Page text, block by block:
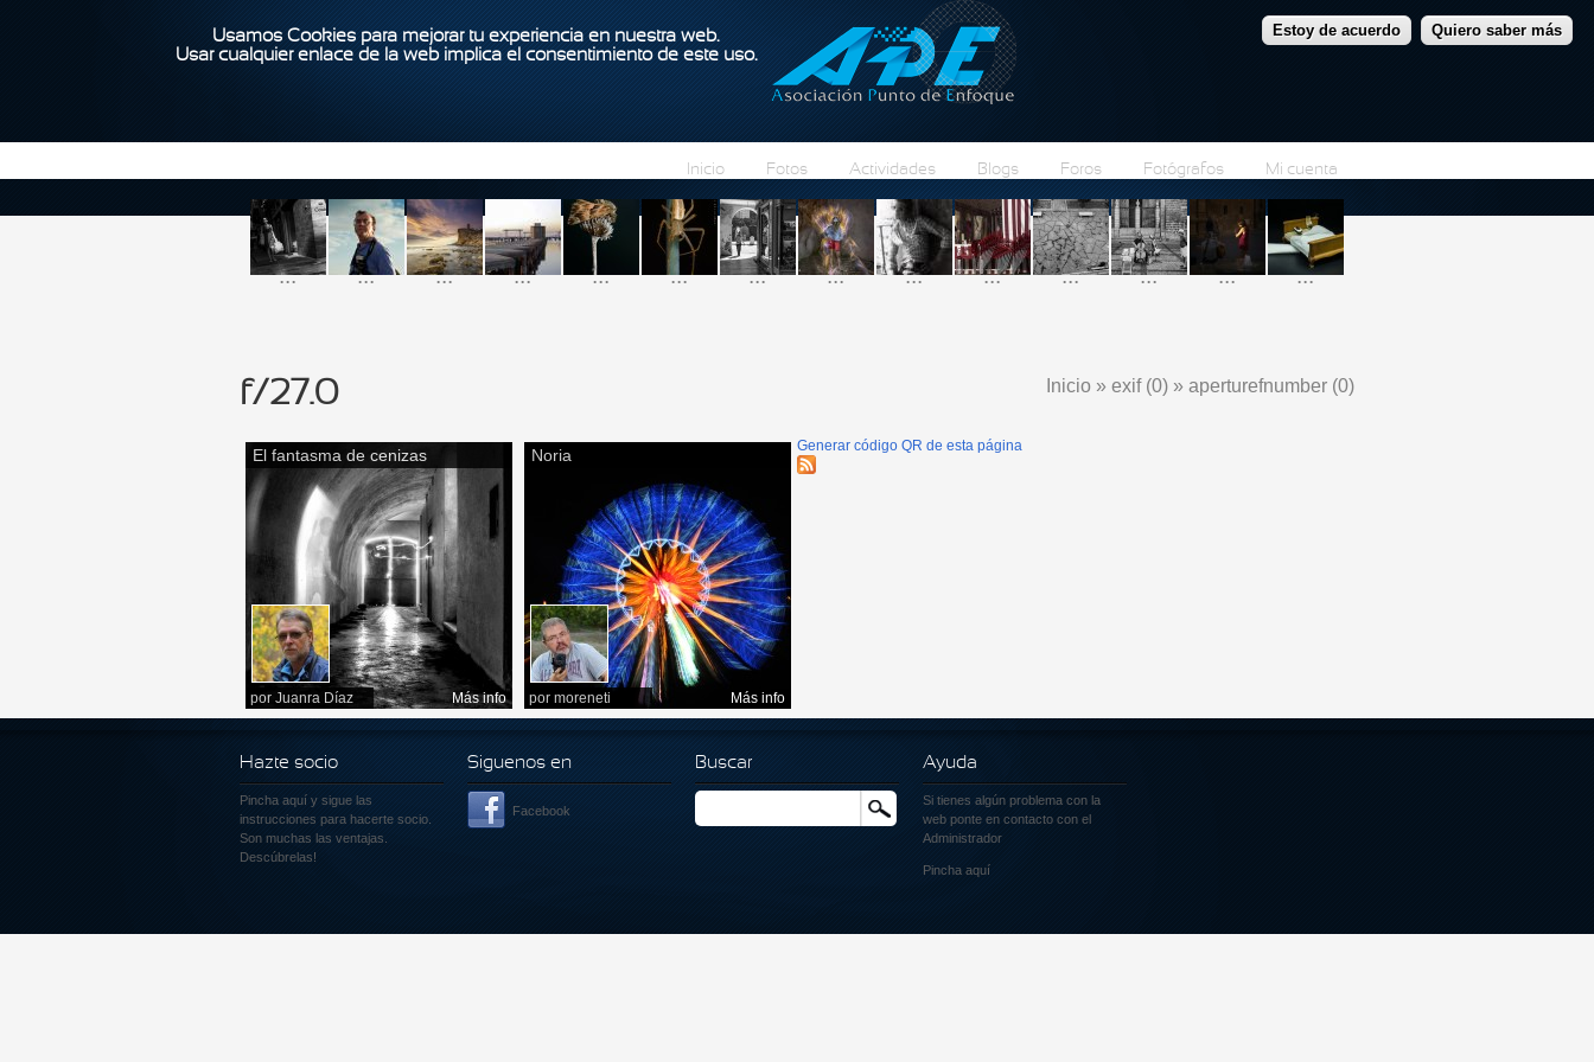
Usamos Cookies para mejorar tu experiencia en nuestra web.
Usar cualquier enlace de la web implica el consentimiento de este uso.
Estoy de acuerdo Quiero saber más
Pasar al contenido principal
Inicio Fotos Actividades Blogs Foros Fotógrafos Mi cuenta
... ... ... ... ... ... ... ... ... ... ... ... ... ...
Inicio » exif (0) » aperturefnumber (0)
f/27.0
El fantasma de cenizas
por Juanra Díaz Más info
Noria
por moreneti Más info
Generar código QR de esta página
Hazte socio
Pincha aquí y sigue las
instrucciones para hacerte socio.
Son muchas las ventajas.
Descúbrelas!
Siguenos en
Facebook
Buscar
Buscar
Ayuda
Si tienes algún problema con la
web ponte en contacto con el
Administrador
Pincha aquí